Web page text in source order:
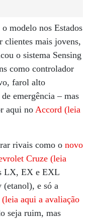
modelo nos Estados
clientes mais jovens,
o sistema Sensing
como controlador
farol alto
emergência – mas
aqui no Accord (leia
rivais como o novo
Cruze (leia
LX, EX e EXL
e só a
aqui a avaliação
seja ruim, mas